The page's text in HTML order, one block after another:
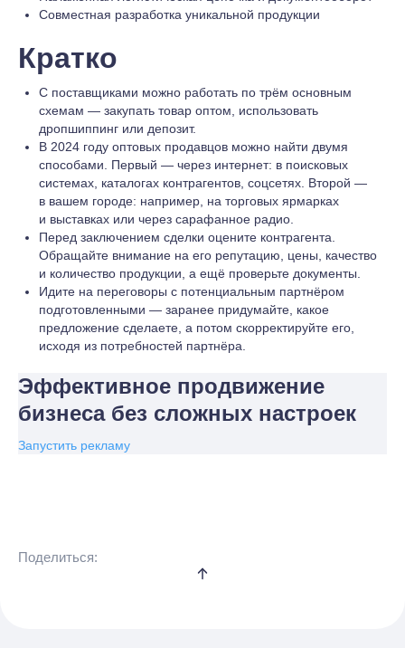
Совместная разработка уникальной продукции
Кратко
С поставщиками можно работать по трём основным
схемам — закупать товар оптом, использовать
дропшиппинг или депозит.
В 2024 году оптовых продавцов можно найти двумя
способами. Первый — через интернет: в поисковых
системах, каталогах контрагентов, соцсетях. Второй —
в вашем городе: например, на торговых ярмарках
и выставках или через сарафанное радио.
Перед заключением сделки оцените контрагента.
Обращайте внимание на его репутацию, цены, качество
и количество продукции, а ещё проверьте документы.
Идите на переговоры с потенциальным партнёром
подготовленными — заранее придумайте, какое
предложение сделаете, а потом скорректируйте его,
исходя из потребностей партнёра.
Эффективное продвижение
бизнеса без сложных настроек
Запустить рекламу
Поделиться: